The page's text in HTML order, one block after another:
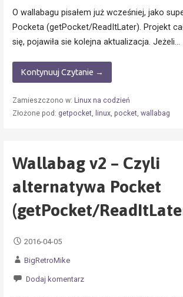
O wallabagu pisałem już wcześniej, jako
Pocketa (getPocket/ReadItLater). Projekt
się, pojawiła sie kolejna aktualizacja. Jeżeli…
Kontynuuj Czytanie →
Zamieszczono w: Linux na codzień
Złożone pod: getpocket, linux, pocket, wallabag
Wallabag v2 – Czyli
alternatywa Pocket
(getPocket/
2016-04-05
BigRetroMike
Dodaj komentarz